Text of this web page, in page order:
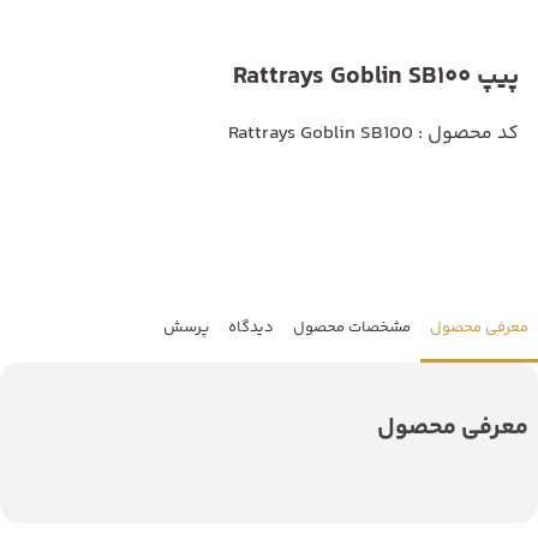
پیپ Rattrays Goblin SB100
کد محصول : Rattrays Goblin SB100
معرفی محصول مشخصات محصول دیدگاه پرسش
معرفی محصول